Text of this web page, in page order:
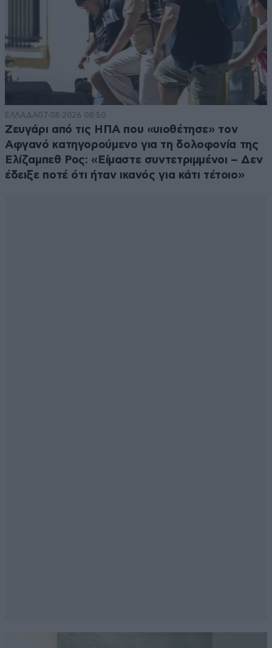
ΕΛΛΑΔΑ07·08·2026 08:50
Ζευγάρι από τις ΗΠΑ που «υιοθέτησε» τον
Αφγανό κατηγορούμενο για τη δολοφονία της
Ελίζαμπεθ Ρος: «Είμαστε συντετριμμένοι – Δεν
έδειξε ποτέ ότι ήταν ικανός για κάτι τέτοιο»